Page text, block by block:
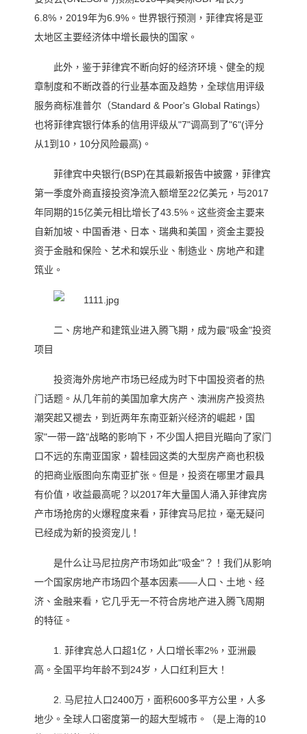
6.8%，2019年为6.9%。世界银行预测，菲律宾将是亚
太地区主要经济体中增长最快的国家。
此外，鉴于菲律宾不断向好的经济环境、健全的规
章制度和不断改善的行业基本面及趋势，全球信用评级
服务商标准普尔（Standard & Poor's Global Ratings）
也将菲律宾银行体系的信用评级从"7"调高到了"6"(评分
从1到10，10分风险最高)。
菲律宾中央银行(BSP)在其最新报告中披露，菲律宾
第一季度外商直接投资净流入额增至22亿美元，与2017
年同期的15亿美元相比增长了43.5%。这些资金主要来
自新加坡、中国香港、日本、瑞典和美国，资金主要投
资于金融和保险、艺术和娱乐业、制造业、房地产和建
筑业。
二、房地产和建筑业进入腾飞期，成为最"吸金"投资
项目
投资海外房地产市场已经成为时下中国投资者的热
门话题。从几年前的美国加拿大房产、澳洲房产投资热
潮突起又褪去，到近两年东南亚新兴经济的崛起，国
家"一带一路"战略的影响下，不少国人把目光瞄向了家门
口不远的东南亚国家，碧桂园这类的大型房产商也积极
的把商业版图向东南亚扩张。但是，投资在哪里才最具
有价值，收益最高呢？以2017年大量国人涌入菲律宾房
产市场抢房的火爆程度来看，菲律宾马尼拉，毫无疑问
已经成为新的投资宠儿！
是什么让马尼拉房产市场如此"吸金"？！我们从影响
一个国家房地产市场四个基本因素——人口、土地、经
济、金融来看，它几乎无一不符合房地产进入腾飞周期
的特征。
1. 菲律宾总人口超1亿，人口增长率2%，亚洲最
高。全国平均年龄不到24岁，人口红利巨大！
2. 马尼拉人口2400万，面积600多平方公里，人多
地少。全球人口密度第一的超大型城市。（是上海的10